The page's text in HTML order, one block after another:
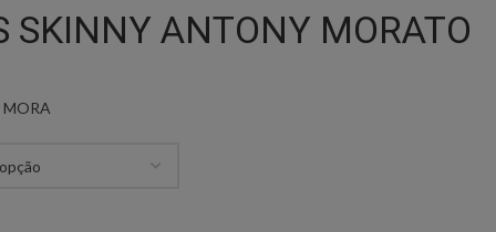
SKINNY ANTONY MORATO
MORA